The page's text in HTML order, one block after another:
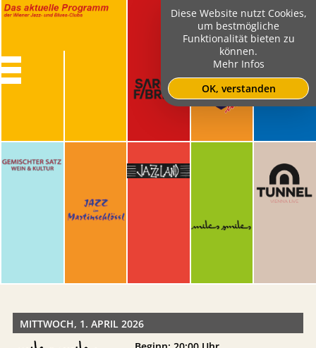
MITTWOCH, 1. APRIL 2026
Diese Website nutzt Cookies,
um bestmögliche
Funktionalität bieten zu
können.
Mehr Infos
OK, verstanden